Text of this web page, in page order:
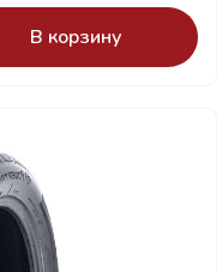
В корзину